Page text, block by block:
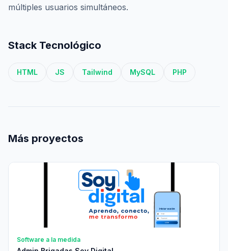
múltiples usuarios simultáneos.
Stack Tecnológico
HTML JS Tailwind MySQL PHP
Más proyectos
Software a la medida